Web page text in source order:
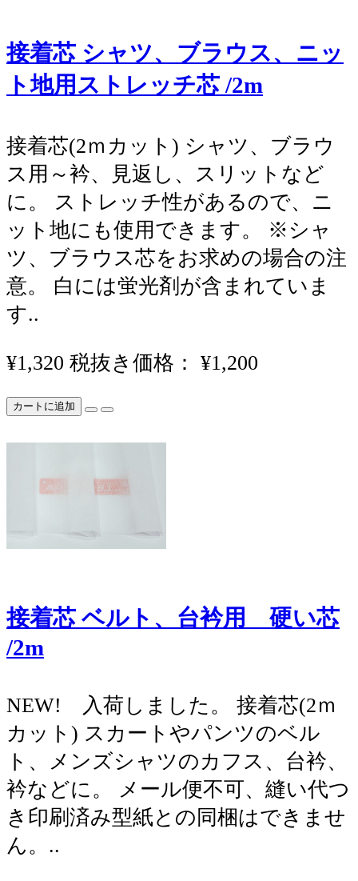
接着芯 シャツ、ブラウス、ニッ
ト地用ストレッチ芯 /2m
接着芯(2ｍカット) シャツ、ブラウ
ス用～衿、見返し、スリットなど
に。 ストレッチ性があるので、ニ
ット地にも使用できます。 ※シャ
ツ、ブラウス芯をお求めの場合の注
意。 白には蛍光剤が含まれていま
す..
¥1,320 税抜き価格： ¥1,200
カートに追加
接着芯 ベルト、台衿用 硬い芯
/2m
NEW! 入荷しました。 接着芯(2ｍ
カット) スカートやパンツのベル
ト、メンズシャツのカフス、台衿、
衿などに。 メール便不可、縫い代つ
き印刷済み型紙との同梱はできませ
ん。..